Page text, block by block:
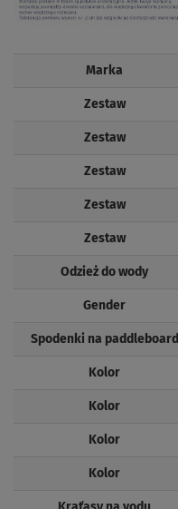
Marka
Zestaw
Zestaw
Zestaw
Zestaw
Zestaw
Odzież do wody
Gender
Spodenki na paddleboard
Kolor
Kolor
Kolor
Kolor